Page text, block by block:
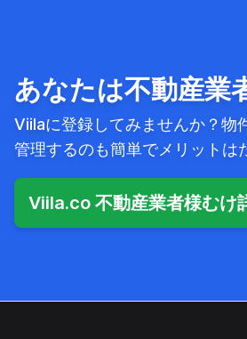
あなたは不動産業
Viilaに登録してみませんか？物
管理するのも簡単でメリットは
Viila.co 不動産業者様むけ